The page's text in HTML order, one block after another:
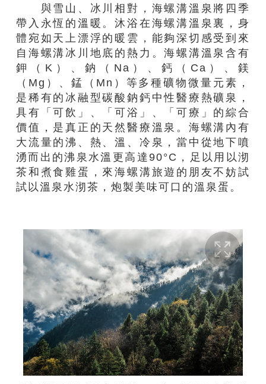
與雪山、冰川相對，海螺溝溫泉將四季
帶入永恆的溫暖。沐浴在海螺溝溫泉裏，身
體宛如天上漂浮的暖雲，能夠深切感受到來
自海螺溝冰川地底的熱力。海螺溝溫泉含有
鉀（K）、鈉（Na）、鈣（Ca）、鎂
（Mg）、錳（Mn）等多種礦物微量元素，
是稀有的冰融型碳酸鈉鈣中性醫療熱礦泉，
具有「可飲」、「可浴」、「可療」的綜合
價值，是真正的天然醫療溫泉。海螺溝內有
大流量的沸、熱、溫、冷泉，當中從地下噴
湧而出的沸泉水溫更高達90°C，足以用以沏
茶和煮食雞蛋，來海螺溝旅遊的朋友不妨試
試以溫泉水沏茶，炮製美味可口的溫泉蛋。